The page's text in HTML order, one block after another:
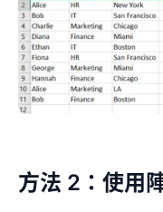
方法 2：使用